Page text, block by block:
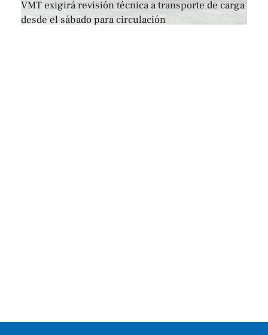
VMT exigirá revisión técnica a transporte de carga
desde el sábado para circulación